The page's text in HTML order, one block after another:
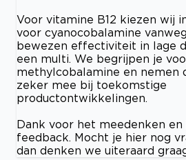
Voor vitamine B12 kiezen wij
voor cyanocobalamine
bewezen effectiviteit in lage
een multi. We begrijpen je
methylcobalamine en nemen
zeker mee bij toekomstige
productontwikkelingen.
Dank voor het meedenken
feedback. Mocht je hier nog
dan denken we uiteraard